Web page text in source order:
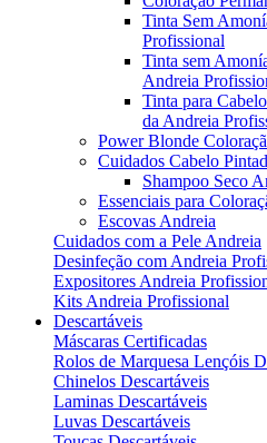
Tinta Sem
Profissional
Tinta sem
Andreia
Tinta para
da Andreia
Power Blonde
Cuidados Cabelo
Shampoo Seco
Essenciais para
Escovas Andreia
Cuidados com a Pele Andreia
Desinfeção com Andreia
Expositores Andreia
Kits Andreia Profissional
Descartáveis
Máscaras Certificadas
Rolos de Marquesa Lençóis
Chinelos Descartáveis
Laminas Descartáveis
Luvas Descartáveis